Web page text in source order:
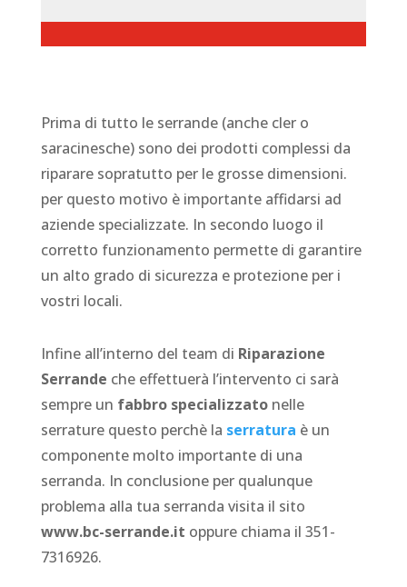
Prima di tutto le serrande (anche cler o
saracinesche) sono dei prodotti complessi da
riparare sopratutto per le grosse dimensioni.
per questo motivo è importante affidarsi ad
aziende specializzate. In secondo luogo il
corretto funzionamento permette di garantire
un alto grado di sicurezza e protezione per i
vostri locali.
Infine all’interno del team di Riparazione
Serrande che effettuerà l’intervento ci sarà
sempre un fabbro specializzatonelle
serrature questo perchè la serratura è un
componente molto importante di una
serranda. In conclusione per qualunque
problema alla tua serranda visita il sito
www.bc-serrande.it oppure chiama il 351-
7316926.